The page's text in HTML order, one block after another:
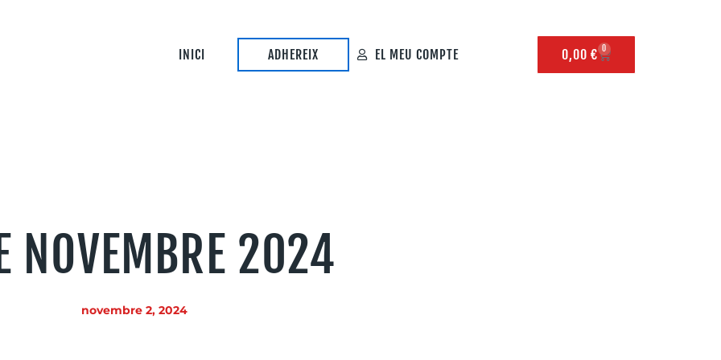
INICI ADHEREIX EL MEU COMPTE 0,00 € 0
NOVEMBRE 2024
novembre 2, 2024